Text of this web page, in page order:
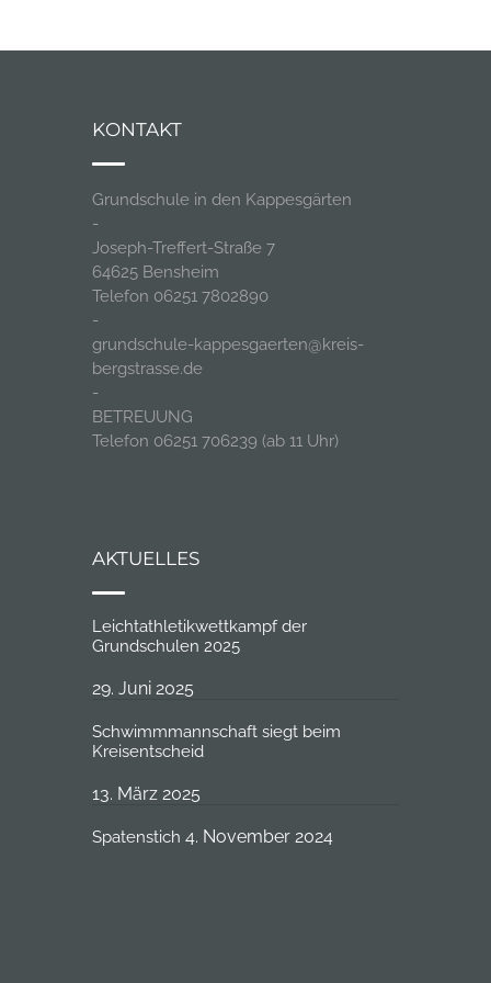
KONTAKT
Grundschule in den Kappesgärten
-
Joseph-Treffert-Straße 7
64625 Bensheim
Telefon 06251 7802890
-
grundschule-kappesgaerten@kreis-
bergstrasse.de
-
BETREUUNG
Telefon 06251 706239 (ab 11 Uhr)
AKTUELLES
Leichtathletikwettkampf der
Grundschulen 2025
29. Juni 2025
Schwimmmannschaft siegt beim
Kreisentscheid
13. März 2025
Spatenstich 4. November 2024